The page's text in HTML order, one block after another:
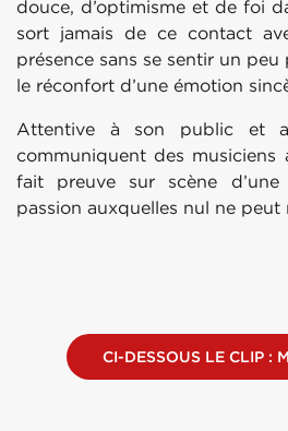
douce, d’optimisme et de foi
sort jamais de ce contact
présence sans se sentir un
le réconfort d’une émotion
Attentive à son public et
communiquent des musiciens
fait preuve sur scène d’une
passion auxquelles nul ne peut
CI-DESSOUS LE CLIP :